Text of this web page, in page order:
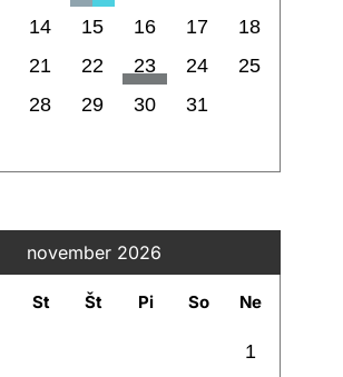
14 15 16 17
18
21 22 23 24
25
28 29 30 31
november 2026
St Št Pi So Ne
1